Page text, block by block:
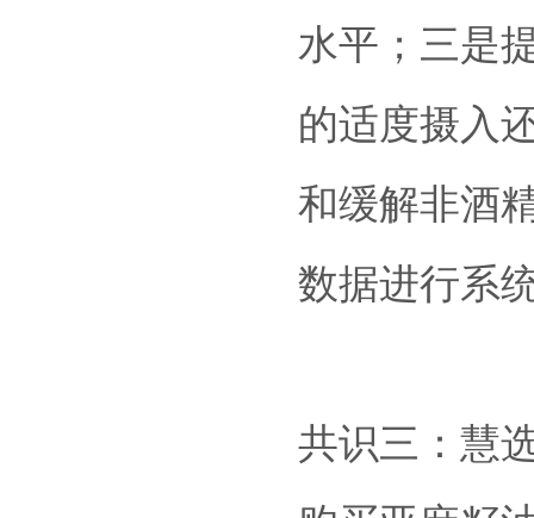
水平；三是
的适度摄入
和缓解非酒
数据进行系
共识三：慧